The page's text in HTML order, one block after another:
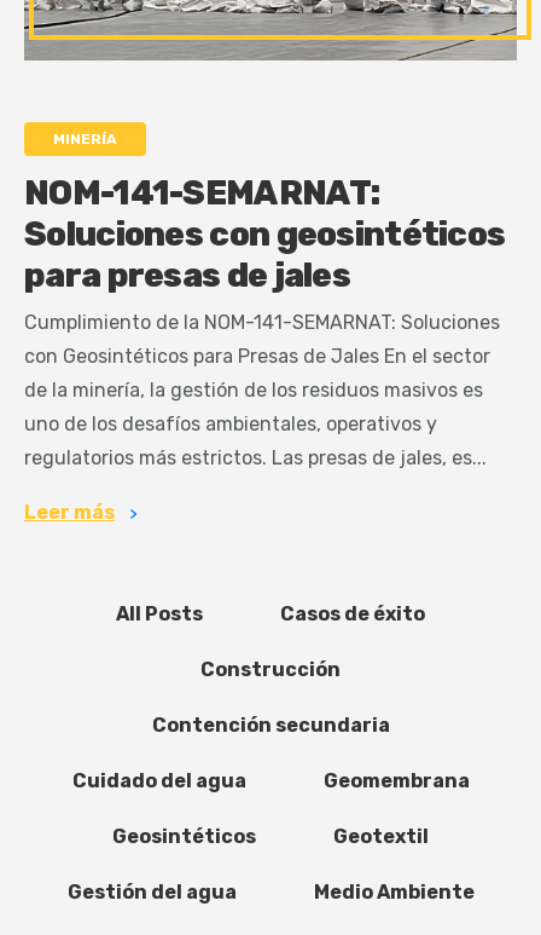
MINERÍA
NOM-141-SEMARNAT:
Soluciones con geosintéticos
para presas de jales
Cumplimiento de la NOM-141-SEMARNAT: Soluciones
con Geosintéticos para Presas de Jales En el sector
de la minería, la gestión de los residuos masivos es
uno de los desafíos ambientales, operativos y
regulatorios más estrictos. Las presas de jales, es...
Leer más
All Posts Casos de éxito
Construcción
Contención secundaria
Cuidado del agua Geomembrana
Geosintéticos Geotextil
Gestión del agua Medio Ambiente